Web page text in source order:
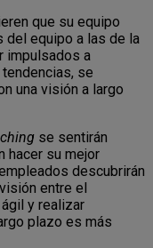
que su equipo
del equipo a las de la
impulsados ​​a
se
una visión a largo
se sentirán
hacer su mejor
descubrirán
entre el
y realizar
plazo es más